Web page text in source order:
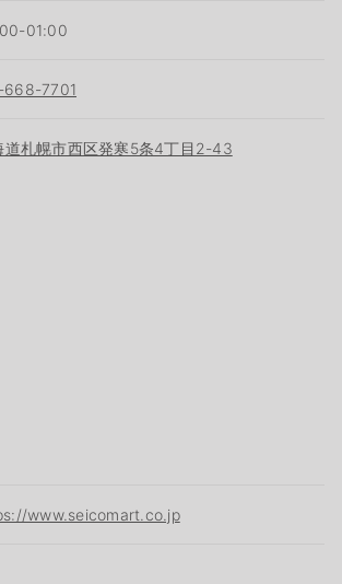
01:00
668-7701
道札幌市西区発寒5条4丁目2-43
www.seicomart.co.jp